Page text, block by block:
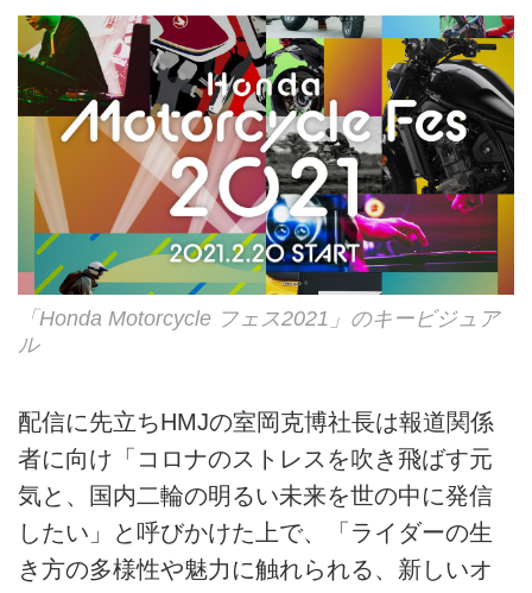
「Honda Motorcycle フェス2021」のキービジュア
ル
配信に先立ちHMJの室岡克博社長は報道関係
者に向け「コロナのストレスを吹き飛ばす元
気と、国内二輪の明るい未来を世の中に発信
したい」と呼びかけた上で、「ライダーの生
き方の多様性や魅力に触れられる、新しいオ